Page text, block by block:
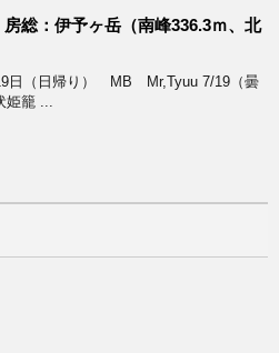
総：伊予ヶ岳（南峰336.3ｍ、北
日（日帰り） MB Mr,Tyuu 7/19（曇
籠 ...